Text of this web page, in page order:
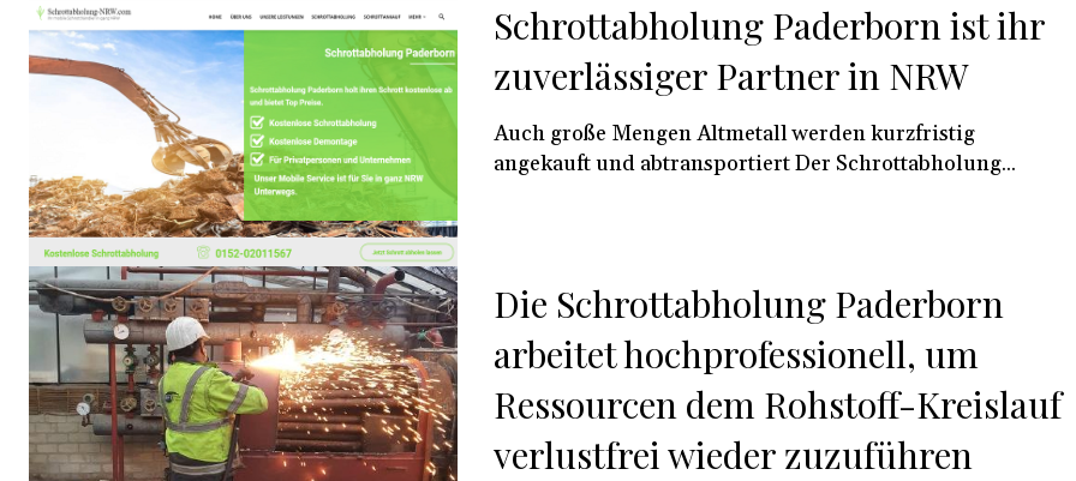
Schrottabholung Paderborn ist ihr
zuverlässiger Partner in NRW
Auch große Mengen Altmetall werden kurzfristig
angekauft und abtransportiert Der Schrottabholung...
Die Schrottabholung Paderborn
arbeitet hochprofessionell, um
Ressourcen dem Rohstoff-Kreislauf
verlustfrei wieder zuzuführen